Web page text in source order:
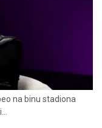
na binu stadiona